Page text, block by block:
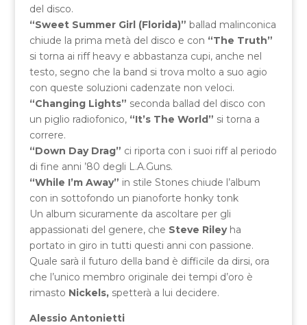
del disco.
“Sweet Summer Girl (Florida)” ballad malinconica
chiude la prima metà del disco e con “The Truth”
si torna ai riff heavy e abbastanza cupi, anche nel
testo, segno che la band si trova molto a suo agio
con queste soluzioni cadenzate non veloci.
“Changing Lights” seconda ballad del disco con
un piglio radiofonico, “It’s The World” si torna a
correre.
“Down Day Drag” ci riporta con i suoi riff al periodo
di fine anni ’80 degli L.A.Guns.
“While I’m Away” in stile Stones chiude l’album
con in sottofondo un pianoforte honky tonk
Un album sicuramente da ascoltare per gli
appassionati del genere, che Steve Riley ha
portato in giro in tutti questi anni con passione.
Quale sarà il futuro della band è difficile da dirsi, ora
che l’unico membro originale dei tempi d’oro è
rimasto Nickels,spetterà a lui decidere.
Alessio Antonietti